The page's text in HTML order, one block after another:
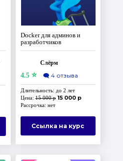
Docker для админов и
разработчиков
Слёрм
4.5 ⭐ 🗨️ 4 отзыва
Длительность: до 2 лет
Цена: 15 000 р 15 000 р
Рассрочка: нет
Ссылка на курс